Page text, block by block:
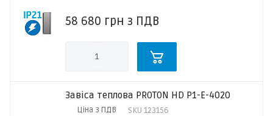
58 680 грн з ПДВ
Завіса теплова PROTON HD P1-E-4020
Ціна з ПДВ SKU 123156